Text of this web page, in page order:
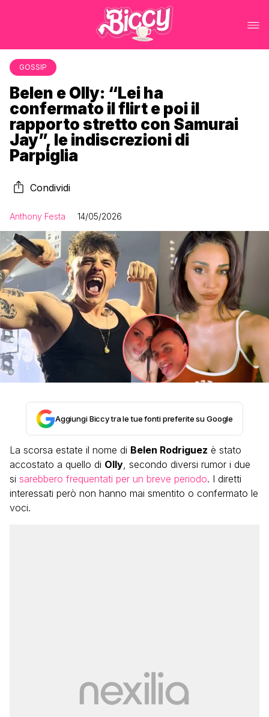
GOSSIP
Belen e Olly: “Lei ha
confermato il flirt e poi il
rapporto stretto con Samurai
Jay”, le indiscrezioni di
Parpiglia
Condividi
Anthony Festa 14/05/2026
Aggiungi Biccy tra le tue fonti preferite su Google
La scorsa estate il nome di Belen Rodriguez è stato
accostato a quello di Olly, secondo diversi rumor i due
si sarebbero frequentati per un breve periodo. I diretti
interessati però non hanno mai smentito o confermato le
voci.